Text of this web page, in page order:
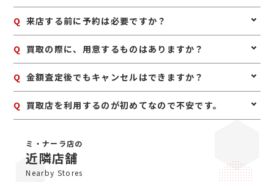
A はい、古いデザインでも宝石や素材に価値があれば査定
Q 来店する前に予約は必要ですか？
A 予約は必要ありませんのでいつでもお越しいただけます
すとスムーズにご案内できます。
Q 買取の際に、用意するものはありますか？
A はい。身分証明書(運転免許証、マイナンバーカード、
Q 金額査定後でもキャンセルはできますか？
A お値段にご満足いただけない場合は、もちろんキャンセ
Q 買取店を利用するのが初めてなので不安です。
がとうございます。ジュエルカフェは女性スタッフが中
心で、丁寧な接客・明るいお店・手数料完全無料の手軽
さで多くのお客様にご利用いただいています。ぜひ安心
してお越しくださいませ。
ミ・ナーラ店の
近隣店舗
Nearby Stores